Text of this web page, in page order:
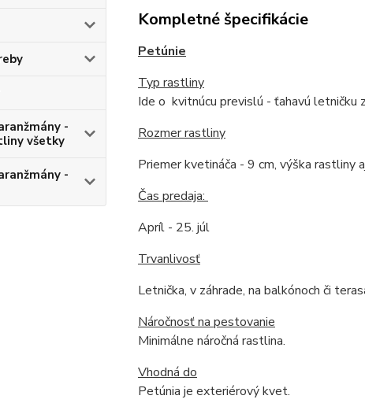
-
všetky
-
Kompletné špecifikácie
Petúnie
Typ rastliny
Ide o kvitnúcu previslú - ťahavú letničku
Rozmer rastliny
Priemer kvetináča - 9 cm, výška rastliny
Čas predaja:
Apríl - 25. júl
Trvanlivosť
Letnička, v záhrade, na balkónoch či
Náročnosť na pestovanie
Minimálne náročná rastlina.
Vhodná do
Petúnia je exteriérový kvet.